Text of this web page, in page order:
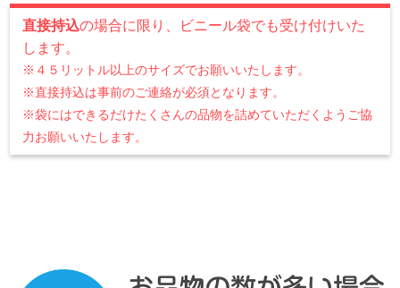
直接持込の場合に限り、ビニール袋でも受け付けいた
します。
※４５リットル以上のサイズでお願いいたします。
※直接持込は事前のご連絡が必須となります。
※袋にはできるだけたくさんの品物を詰めていただくようご協
力お願いいたします。